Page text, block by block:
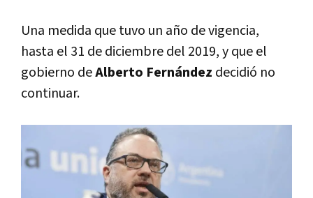
Una medida que tuvo un año de vigencia,
hasta el 31 de diciembre del 2019, y que el
gobierno deAlberto Fernández decidió no
continuar.